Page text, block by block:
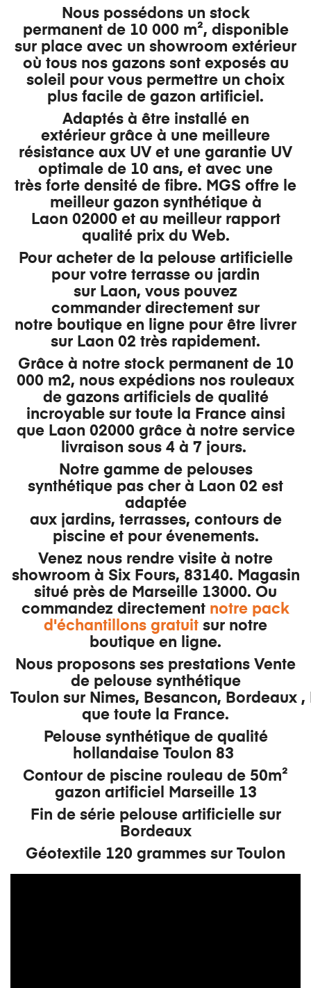
Nous possédons un stock
permanent de 10 000 m², disponible
sur place avec un showroom extérieur
où tous nos gazons sont exposés au
soleil pour vous permettre un choix
plus facile de gazon artificiel.
Adaptés à être installé en
extérieur grâce à une meilleure
résistance aux UV et une garantie UV
optimale de 10 ans, et avec une
très forte densité de fibre. MGS offre le
meilleur gazon synthétique à
Laon 02000 et au meilleur rapport
qualité prix du Web.
Pour acheter de la pelouse artificielle
pour votre terrasse ou jardin
sur Laon, vous pouvez
commander directement sur
notre boutique en ligne pour être livrer
sur Laon 02 très rapidement.
Grâce à notre stock permanent de 10
000 m2, nous expédions nos rouleaux
de gazons artificiels de qualité
incroyable sur toute la France ainsi
que Laon 02000 grâce à notre service
livraison sous 4 à 7 jours.
Notre gamme de pelouses
synthétique pas cher à Laon 02 est
adaptée
aux jardins, terrasses, contours de
piscine et pour évenements.
Venez nous rendre visite à notre
showroom à Six Fours, 83140. Magasin
situé près de Marseille 13000. Ou
commandez directement notre pack
d'échantillons gratuit sur notre
boutique en ligne.
Nous proposons ses prestations Vente
de pelouse synthétique
Toulon sur Nimes, Besancon, Bordeaux
que toute la France.
Pelouse synthétique de qualité
hollandaise Toulon 83
Contour de piscine rouleau de 50m²
gazon artificiel Marseille 13
Fin de série pelouse artificielle sur
Bordeaux
Géotextile 120 grammes sur Toulon